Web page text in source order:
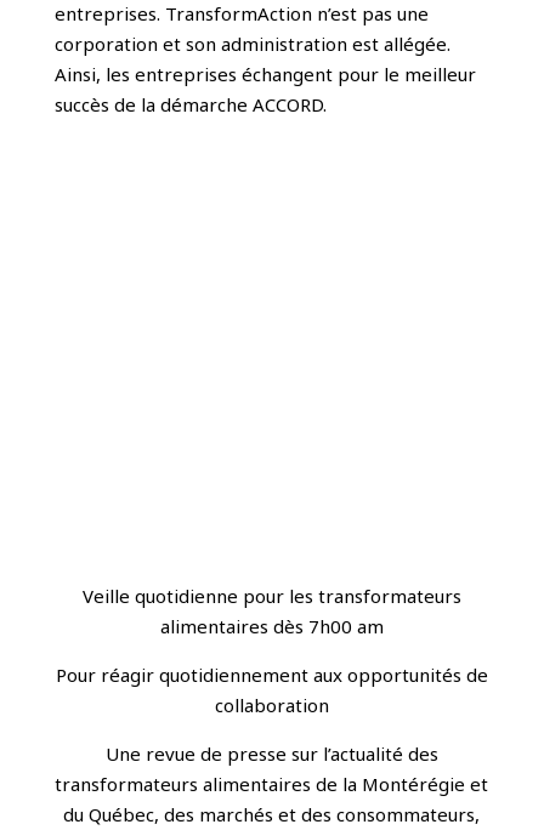
entreprises. TransformAction n’est pas une
corporation et son administration est allégée.
Ainsi, les entreprises échangent pour le meilleur
succès de la démarche ACCORD.
Veille quotidienne pour les transformateurs
alimentaires dès 7h00 am
Pour réagir quotidiennement aux opportunités de
collaboration
Une revue de presse sur l’actualité des
transformateurs alimentaires de la Montérégie et
du Québec, des marchés et des consommateurs,